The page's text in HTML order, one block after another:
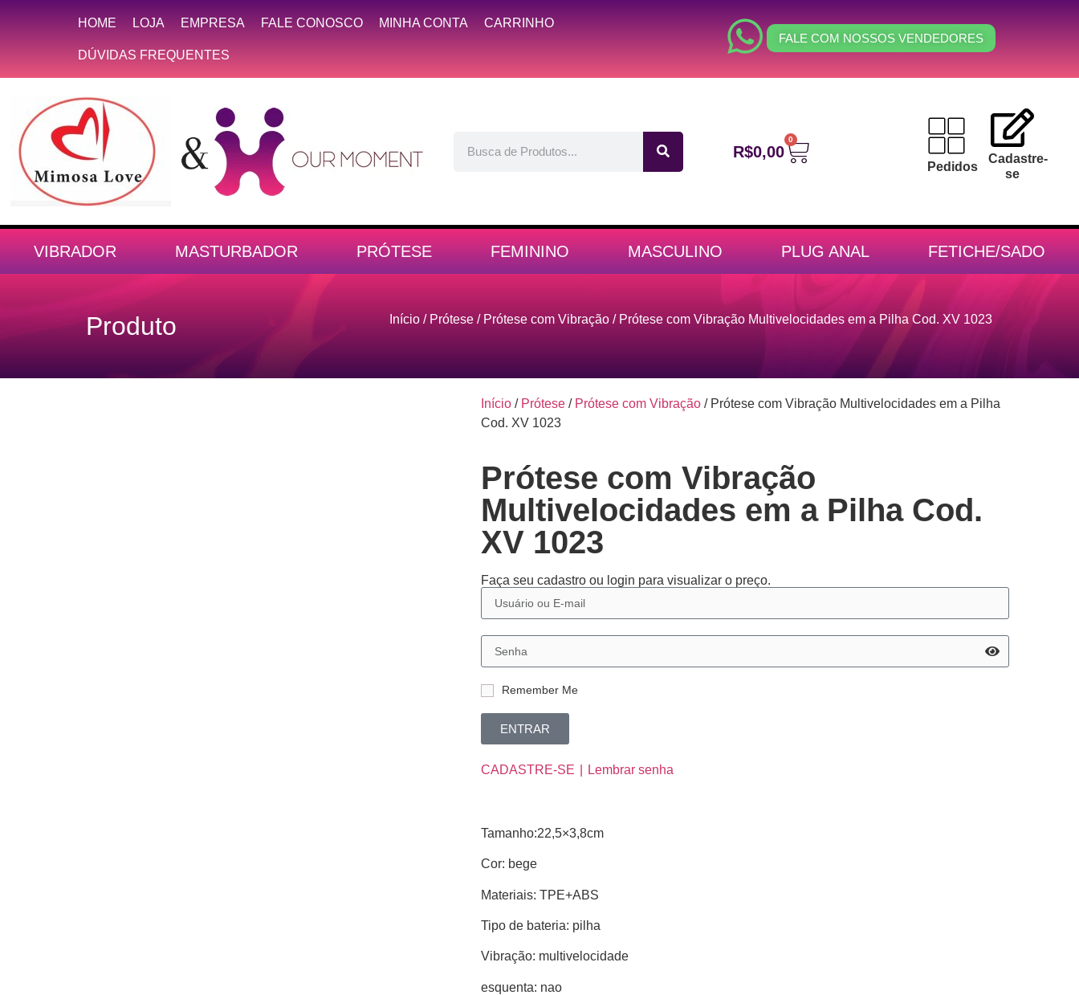
HOME LOJA EMPRESA FALE CONOSCO MINHA CONTA CARRINHO
DÚVIDAS FREQUENTES
FALE COM NOSSOS VENDEDORES
R$0,00
0
Pedidos
Cadastre-
se
VIBRADOR MASTURBADOR PRÓTESE FEMININO MASCULINO PLUG ANAL FETICHE/SADO
Produto Início/ Prótese/ Prótese com Vibração/ Prótese com Vibração Multivelocidades em a Pilha Cod. XV 1023
Início/ Prótese/ Prótese com Vibração/ Prótese com Vibração Multivelocidades em a Pilha
Cod. XV 1023
Prótese com Vibração
Multivelocidades em a Pilha Cod.
XV 1023
Faça seu cadastro ou login para visualizar o preço.
Remember Me
ENTRAR
CADASTRE-SE Lembrar senha
Tamanho:22,5×3,8cm
Cor: bege
Materiais: TPE+ABS
Tipo de bateria: pilha
Vibração: multivelocidade
esquenta: nao